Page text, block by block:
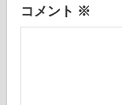
コメント ※